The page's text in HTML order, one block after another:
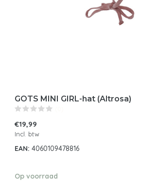
GOTS MINI GIRL-hat (Altrosa)
€19,99
Incl. btw
EAN: 4060109478816
Op voorraad